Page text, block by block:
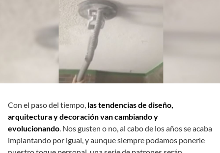
Con el paso del tiempo, las tendencias de diseño,
arquitectura y decoración van cambiando y
evolucionando. Nos gusten o no, al cabo de los años se acaba
implantando por igual, y aunque siempre podamos ponerle